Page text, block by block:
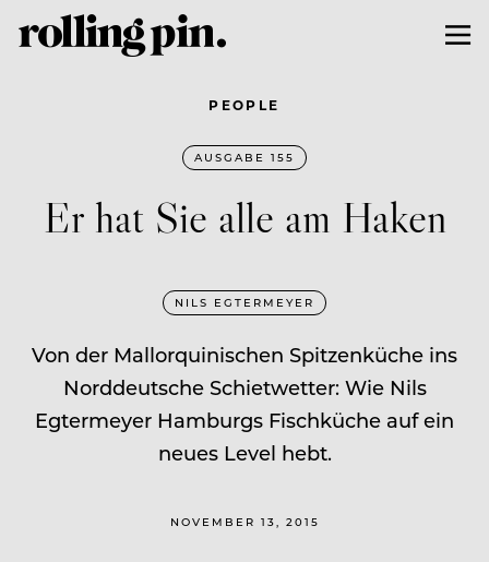
PEOPLE
AUSGABE 155
Er hat Sie alle am Haken
NILS EGTERMEYER
Von der Mallorquinischen Spitzenküche ins
Norddeutsche Schietwetter: Wie Nils
Egtermeyer Hamburgs Fischküche auf ein
neues Level hebt.
NOVEMBER 13, 2015